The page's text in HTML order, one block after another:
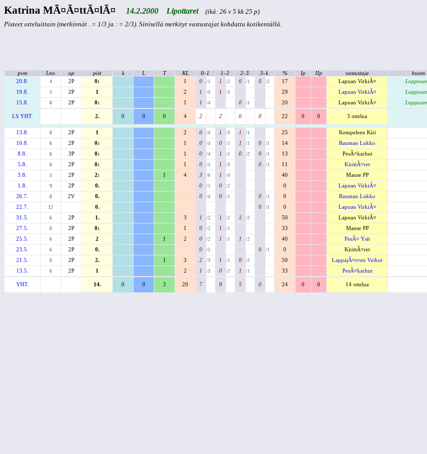
Katrina MÃ¤Ã¤ttÃ¤lÃ¤ 14.2.2000 Lipottaret
(ikä: 26 v 5 kk 25 p)
Pisteet otteluittain (merkinnät . = 1/3 ja : = 2/3). Sinisellä merkityt vastustajat kohdattu kotikentällä.
pvm Lno up pist k L T KL 0-1 1-2 2-3 3-k % Ip IIp vastustaja
huom
20.8.
4 2P 0: 1 0 /1 1 /2 0 /1 0 /2 17 Lapuan VirkiÃ¤
19.8.
5 2P 1 2 1 /4 1 /3 29 Lapuan VirkiÃ¤
15.8.
8 2P 0: 1 1 /4 0 /1 20 Lapuan VirkiÃ¤
LS YHT. 2. 0 0 0 4 2 2 0 0 22 0 0 3 ottelua
13.8. 8 2P 1 2 0 /4 1 /3 1 /1 25
Kempeleen Kiri
10.8.
6 2P 0: 1 0 /4 0 /1 1 /1 0 /1 14
Rauman Lukko
8.8.
6 3P 0: 1 0 /4 1 /1 0 /2 0 /1 13
PesÃ¤karhut
5.8.
6 2P 0: 1 0 /5 1 /3 0 /1 11
KirittÃ¤ret
3.8.
5 2P 2: 1 4 3 /6 1 /4 40
Manse PP
1.8.
9 2P 0. 0 /1 0 /2 0
Lapuan VirkiÃ¤
26.7.
8 2V 0. 0 /4 0 /1 0 /1 0
Rauman Lukko
22.7.
12 0. 0 /1 0
Lapuan VirkiÃ¤
31.5.
6 2P 1. 3 1 /2 1 /2 1 /2 50
Lapuan VirkiÃ¤
27.5.
6 2P 0: 1 0 /2 1 /1 33
Manse PP
25.5.
6 2P 2 1 2 0 /2 1 /1 1 /2 40
PesÃ¤ Ysit
23.5.
6 2P 0. 0 /5 0 /1 0
KirittÃ¤ret
21.5.
6 2P 2. 1 3 2 /3 1 /1 0 /2 50
LappajÃ¤rven Veikot
13.5.
6 2P 1 2 1 /3 0 /2 1 /1 33 PesÃ¤karhut
YHT. 14. 0 0 3 20 7 8 5 0 24 0 0 14 ottelua